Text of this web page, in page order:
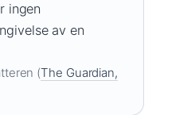
ingen
av en
(The Guardian,